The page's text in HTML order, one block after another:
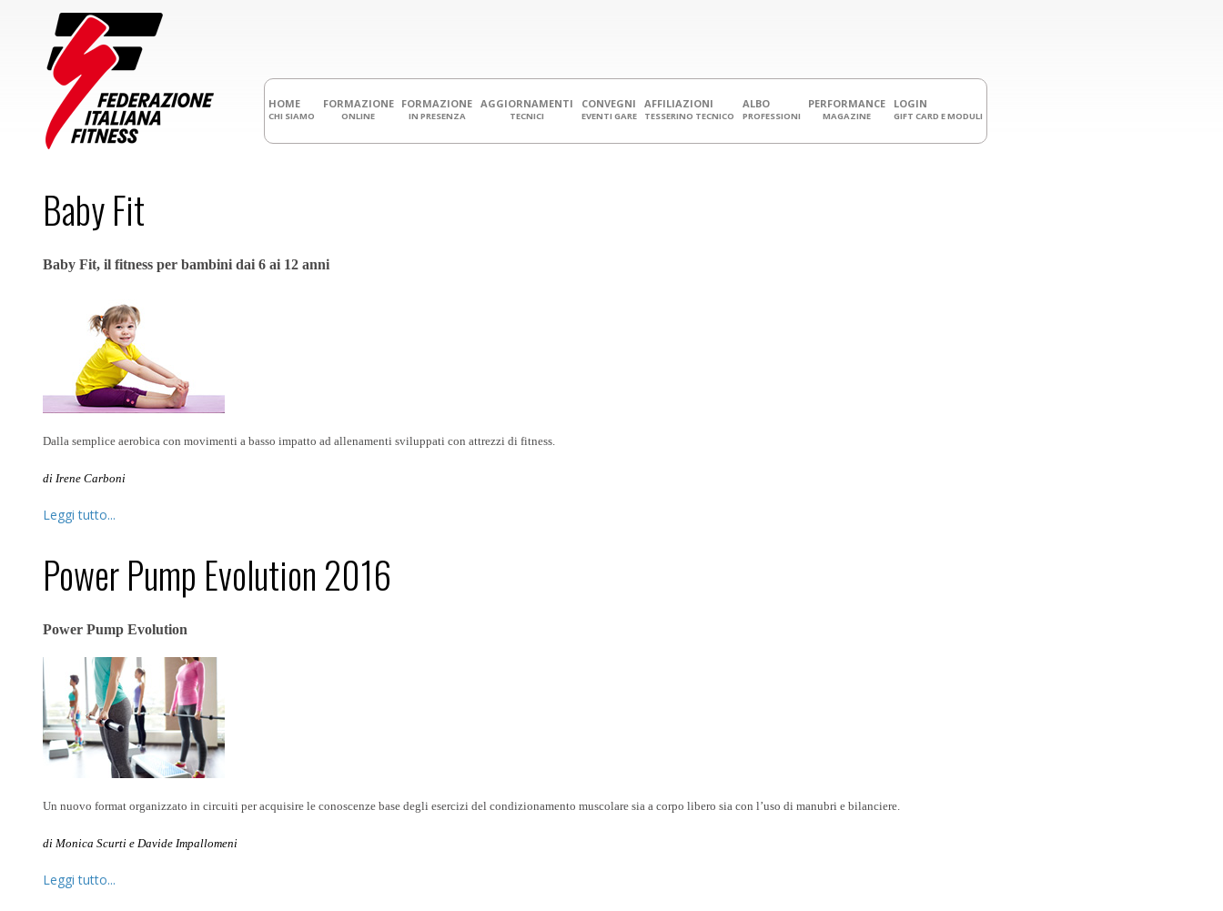
HOME
CHI SIAMO
FORMAZIONE
ONLINE
FORMAZIONE
IN PRESENZA
AGGIORNAMENTI
TECNICI
CONVEGNI
EVENTI GARE
AFFILIAZIONI
TESSERINO TECNICO
ALBO
PROFESSIONI
PERFORMANCE
MAGAZINE
LOGIN
GIFT CARD E MODULI
Baby Fit
Baby Fit, il fitness per bambini dai 6 ai 12 anni
Dalla semplice aerobica con movimenti a basso impatto ad allenamenti sviluppati con attrezzi di fitness.
di Irene Carboni
Leggi tutto...
Power Pump Evolution 2016
Power Pump Evolution
Un nuovo format organizzato in circuiti per acquisire le conoscenze base degli esercizi del condizionamento muscolare sia a corpo libero sia con l’uso di manubri e bilanciere.
di Monica Scurti e Davide Impallomeni
Leggi tutto...